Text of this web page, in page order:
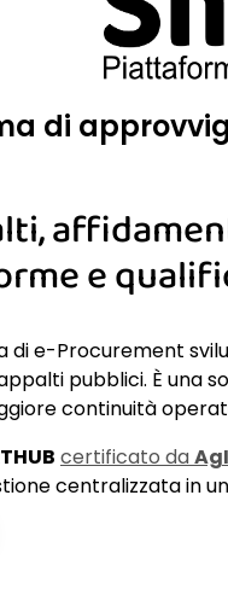
di
e
e-Procurement
pubblici. È una
continuità
certificato da
centralizzata in